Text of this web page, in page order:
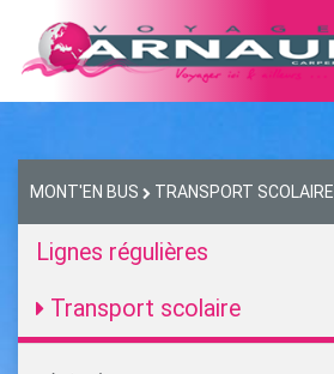
MONT'EN BUS TRANSPORT SCOLAIRE
Lignes régulières
Transport scolaire